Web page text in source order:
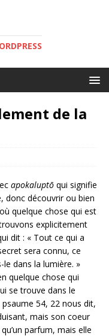
de la
apokaluptō qui signifie
donc découvrir ou bien
quelque chose qui est
explicitement
dit : « Tout ce qui a
sera connu, ce
dans la lumière. »
quelque chose qui
se trouve dans le
psaume 54, 22 nous dit,
mais son coeur
parfum, mais elle